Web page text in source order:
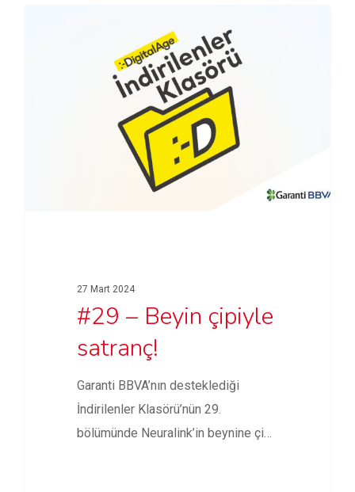
27 Mart 2024
#29 – Beyin çipiyle
satranç!
Garanti BBVA’nın desteklediği
İndirilenler Klasörü’nün 29.
bölümünde Neuralink’in beynine çip